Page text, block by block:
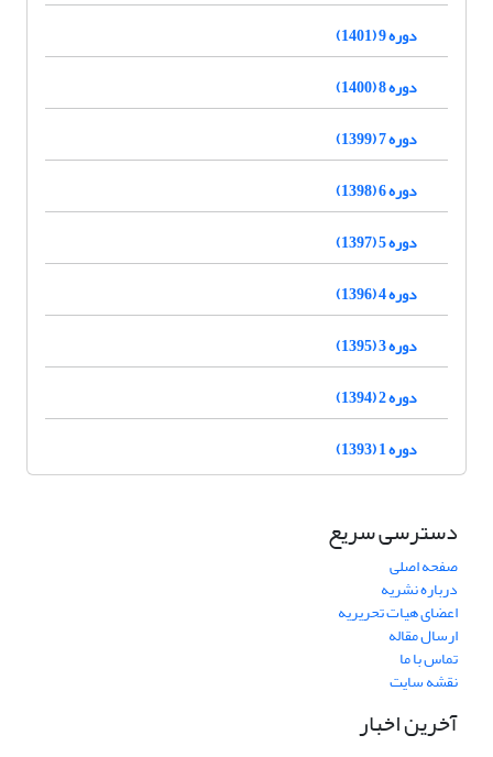
دوره 9 (1401)
دوره 8 (1400)
دوره 7 (1399)
دوره 6 (1398)
دوره 5 (1397)
دوره 4 (1396)
دوره 3 (1395)
دوره 2 (1394)
دوره 1 (1393)
دسترسی سریع
صفحه اصلی
درباره نشریه
اعضای هیات تحریریه
ارسال مقاله
تماس با ما
نقشه سایت
آخرین اخبار